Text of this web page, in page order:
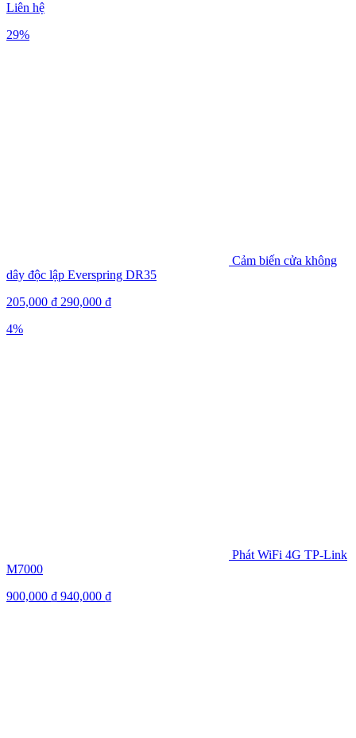
Liên hệ
29%
Cảm biến cửa không
dây độc lập Everspring DR35
205,000 ₫ 290,000 ₫
4%
Phát WiFi 4G TP-Link
M7000
900,000 ₫ 940,000 ₫